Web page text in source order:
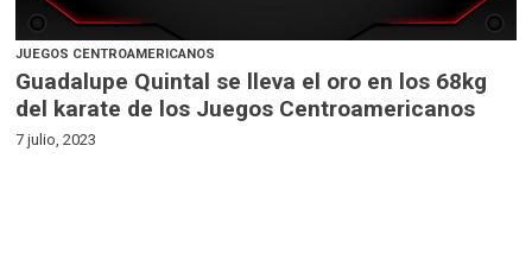
JUEGOS CENTROAMERICANOS
Guadalupe Quintal se lleva el oro en los 68kg
del karate de los Juegos Centroamericanos
7 julio, 2023